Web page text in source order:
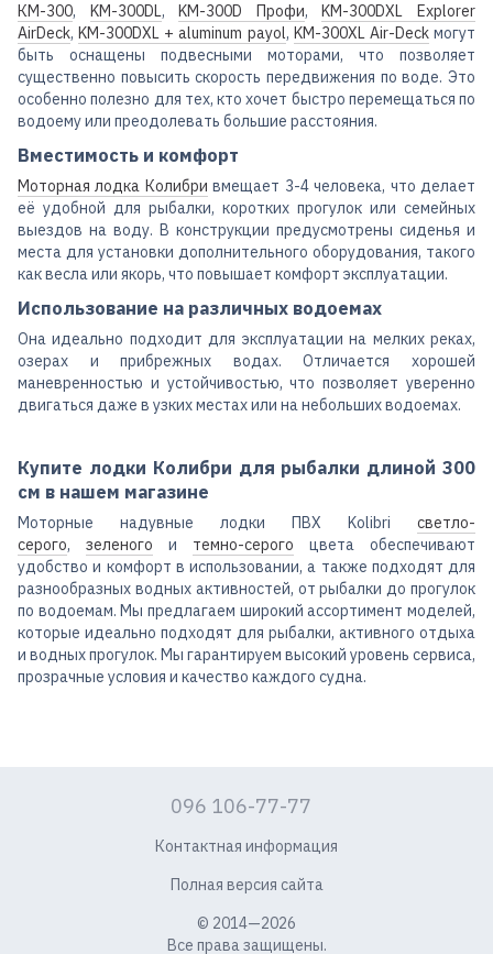
КМ-300, KM-300DL,KM-300D Профи,KM-300DXL Explorer
AirDeck,KM-300DXL + aluminum payol, KM-300XL Air-Deckмогут
быть оснащены подвесными моторами, что позволяет
существенно повысить скорость передвижения по воде. Это
особенно полезно для тех, кто хочет быстро перемещаться по
водоему или преодолевать большие расстояния.
Вместимость и комфорт
Моторная лодка Колибри вмещает 3-4 человека, что делает
её удобной для рыбалки, коротких прогулок или семейных
выездов на воду. В конструкции предусмотрены сиденья и
места для установки дополнительного оборудования, такого
как весла или якорь, что повышает комфорт эксплуатации.
Использование на различных водоемах
Она идеально подходит для эксплуатации на мелких реках,
озерах и прибрежных водах. Отличается хорошей
маневренностью и устойчивостью, что позволяет уверенно
двигаться даже в узких местах или на небольших водоемах.
Купите лодки Колибри для рыбалки длиной 300
см в нашем магазине
Моторные надувные лодки ПВХ Kolibri светло-
серого, зеленого и темно-серого цвета обеспечивают
удобство и комфорт в использовании, а также подходят для
разнообразных водных активностей, от рыбалки до прогулок
по водоемам. Мы предлагаем широкий ассортимент моделей,
которые идеально подходят для рыбалки, активного отдыха
и водных прогулок. Мы гарантируем высокий уровень сервиса,
прозрачные условия и качество каждого судна.
096 106-77-77
Контактная информация
Полная версия сайта
© 2014—2026
Все права защищены.